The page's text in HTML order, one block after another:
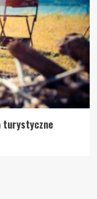
turystyczne